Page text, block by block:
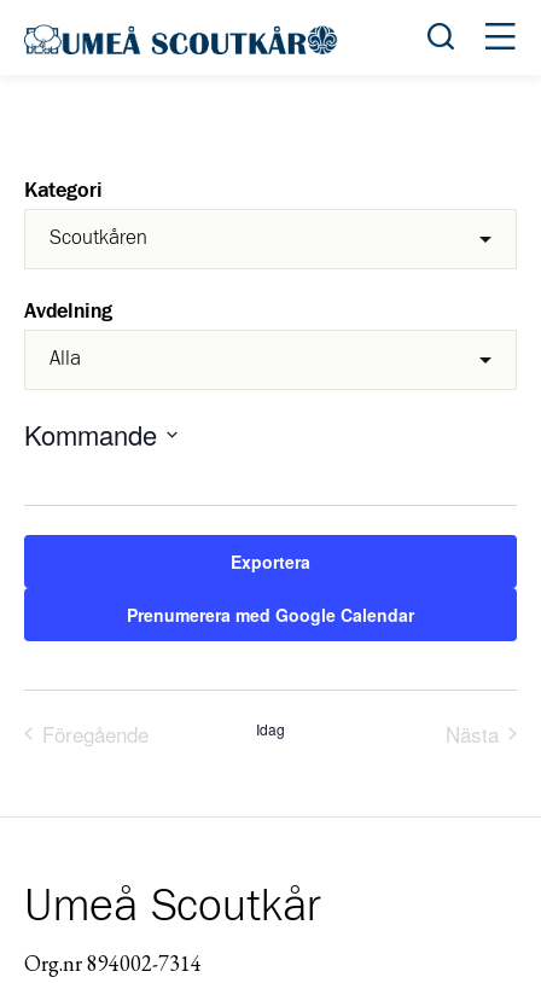
Öppna
Kategori
Avdelning
Kommande
datum.
Exportera
Prenumerera med Google Calendar
Föregående
Idag
Nästa
Umeå Scoutkår
Org.nr 894002-7314